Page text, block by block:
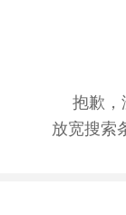
抱歉，
放宽搜索